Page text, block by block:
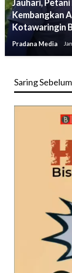
Jauhari,
Kembangkan
Kotawaringin
Pradana Media
Saring